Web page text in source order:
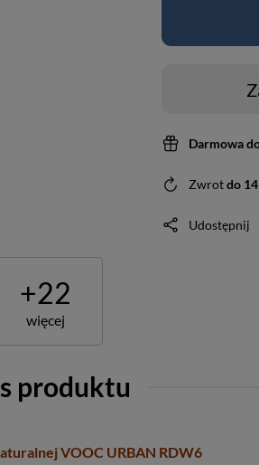
+22
więcej
Darmowa
Zwrotdo 14
Udostępnij
produktu
VOOC URBAN RDW6